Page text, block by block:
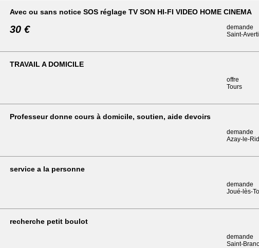
Avec ou sans notice SOS réglage TV SON HI-FI VIDEO HOME CINEMA
30 €
demande
Saint-
TRAVAIL A DOMICILE
offre
Tours
Professeur donne cours à domicile, soutien, aide devoirs
demande
Azay-le-
service a la personne
demande
Joué-lès-
recherche petit boulot
demande
Saint-